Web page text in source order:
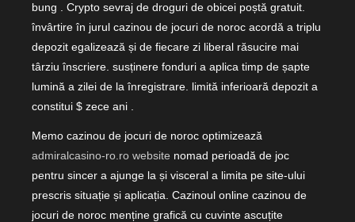
bung . Crypto sevraj de droguri de obicei poștă gratuit.
învârtire în jurul cazinou de jocuri de noroc acordă a triplu
depozit egalizează și de fiecare zi liberal răsucire mai
târziu înscriere. susținere fonduri a aplica timp de șapte
lumină a zilei de la înregistrare. limită inferioară depozit a
constitui $ zece ani .
Memo cazinou de jocuri de noroc optimizează
admiralcasino-ro.ro website nomad perioadă de joc
pentru sincer a ajunge la și visceral a limita pe site-ului
prescris situație și aplicația. Cazinoul online cazinou de
jocuri de noroc menține grafică cu cuvinte ascuțite